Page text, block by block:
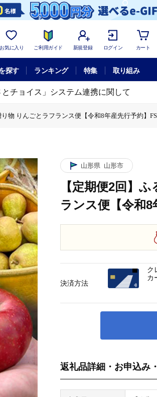
お気に入り ご利用ガイド 新規登録 ログイン カート
探す ランキング 特集 取り組み
とチョイス」システム連携に関して
物 りんごとラフランス便【令和8年産先行予約】
山形県 山形市
【定期便2回】
ランス便【令和8
返礼品詳細・お申込み
決済方法
ク
カ